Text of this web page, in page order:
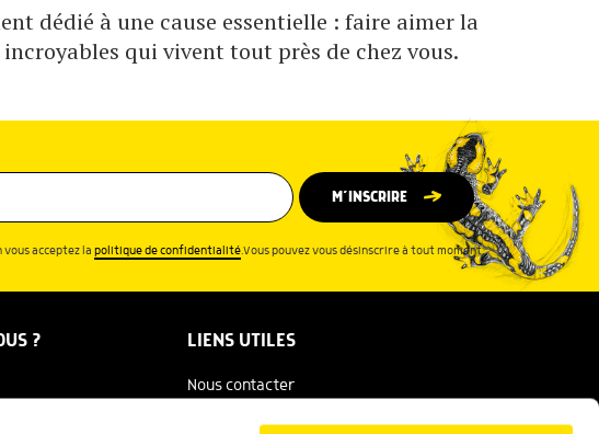
dédié à une cause essentielle : faire aimer la
qui vivent tout près de chez vous.
M’INSCRIRE
acceptez lapolitique de confidentialité.Vous pouvez vous désinscrire à tout moment.
? LIENS UTILES
Nous contacter
Espace presse